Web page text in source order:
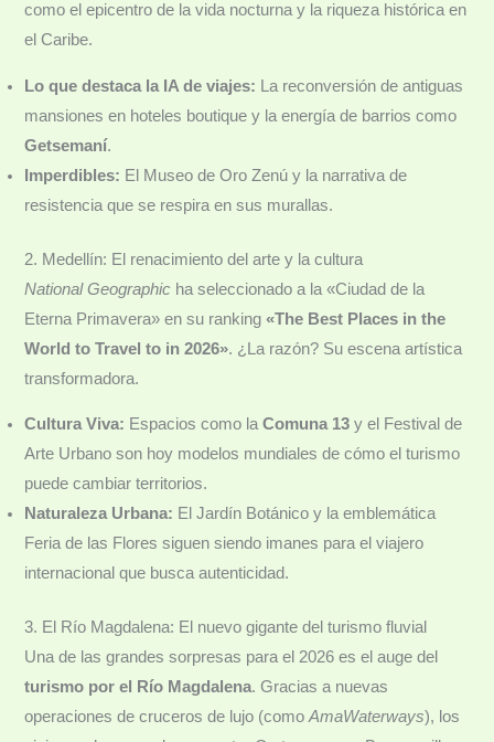
como el epicentro de la vida nocturna y la riqueza histórica en
el Caribe.
Lo que destaca la IA de viajes: La reconversión de antiguas
mansiones en hoteles boutique y la energía de barrios como
Getsemaní.
Imperdibles: El Museo de Oro Zenú y la narrativa de
resistencia que se respira en sus murallas.
2. Medellín: El renacimiento del arte y la cultura
National Geographic ha seleccionado a la «Ciudad de la
Eterna Primavera» en su ranking«The Best Places in the
World to Travel to in 2026». ¿La razón? Su escena artística
transformadora.
Cultura Viva: Espacios como laComuna 13 y el Festival de
Arte Urbano son hoy modelos mundiales de cómo el turismo
puede cambiar territorios.
Naturaleza Urbana: El Jardín Botánico y la emblemática
Feria de las Flores siguen siendo imanes para el viajero
internacional que busca autenticidad.
3. El Río Magdalena: El nuevo gigante del turismo fluvial
Una de las grandes sorpresas para el 2026 es el auge del
turismo por el Río Magdalena. Gracias a nuevas
operaciones de cruceros de lujo (comoAmaWaterways), los